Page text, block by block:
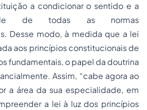
a condicionar o sentido e a
de todas as normas
Desse modo, à medida que a lei
aos princípios constitucionais de
fundamentais, o papel da doutrina
Assim, “cabe agora ao
a área da sua especialidade, em
a lei à luz dos princípios